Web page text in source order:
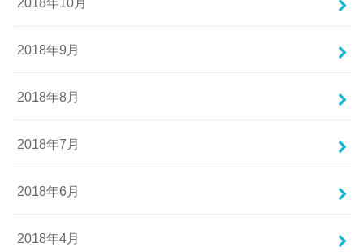
2018年9月
2018年8月
2018年7月
2018年6月
2018年4月